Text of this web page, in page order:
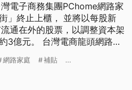
電子商務集團PChome網路家
」終止上櫃， 並將以每股新
通在外的股票，以調整資本架
3億元。 台灣電商龍頭網路家
商龍頭採取的補貼運費造成大
網路家庭 補貼 ...